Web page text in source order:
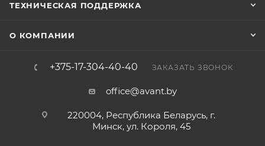
ТЕХНИЧЕСКАЯ ПОДДЕРЖКА
О КОМПАНИИ
+375-17-304-40-40 ЗАКАЗАТЬ ЗВОНОК
office@avant.by
220004, Республика Беларусь, г.
Минск, ул. Короля, 45